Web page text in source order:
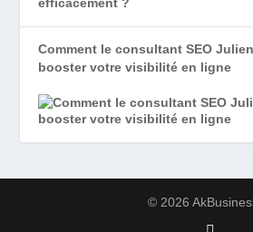
Comment le consultant SEO
booster votre visibilité en ligne
© 2026